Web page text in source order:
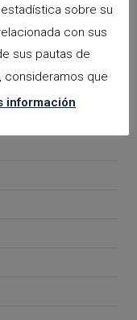
sobre su
con sus
sus pautas de
consideramos que
información